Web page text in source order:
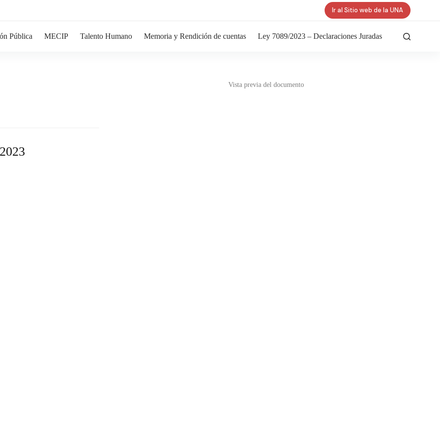
Ir al Sitio web de la UNA
Pública MECIP Talento Humano Memoria y Rendición de cuentas Ley 7089/2023 – Declaraciones Juradas
Vista previa del documento